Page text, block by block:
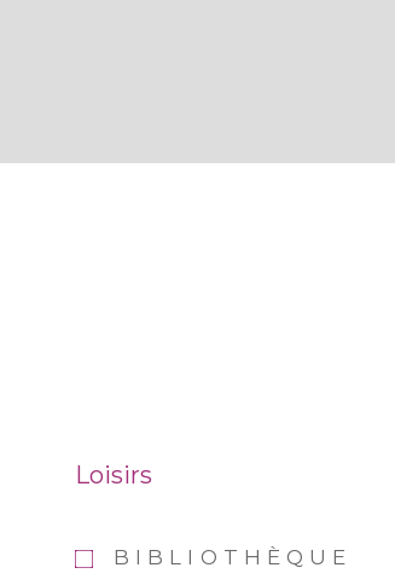
Loisirs
BIBLIOTHÈQUE